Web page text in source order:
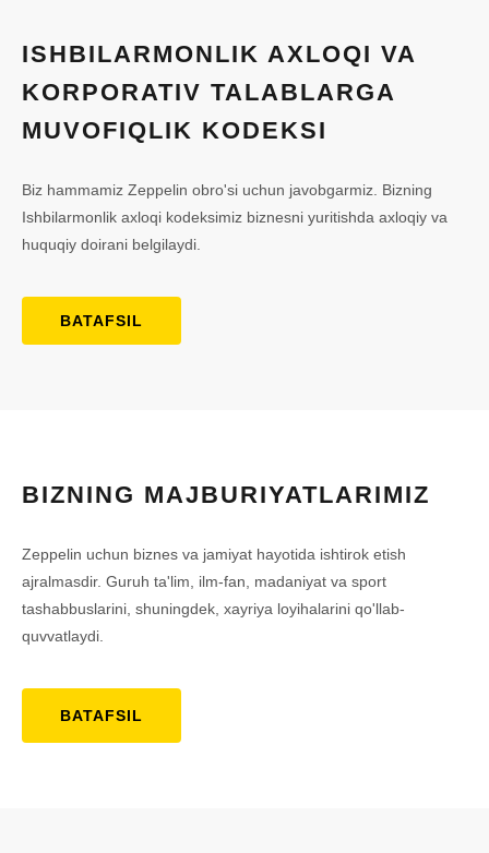
ISHBILARMONLIK AXLOQI VA
KORPORATIV TALABLARGA
MUVOFIQLIK KODEKSI
Biz hammamiz Zeppelin obro'si uchun javobgarmiz. Bizning
Ishbilarmonlik axloqi kodeksimiz biznesni yuritishda axloqiy va
huquqiy doirani belgilaydi.
BATAFSIL
BIZNING MAJBURIYATLARIMIZ
Zeppelin uchun biznes va jamiyat hayotida ishtirok etish
ajralmasdir. Guruh ta'lim, ilm-fan, madaniyat va sport
tashabbuslarini, shuningdek, xayriya loyihalarini qo'llab-
quvvatlaydi.
BATAFSIL